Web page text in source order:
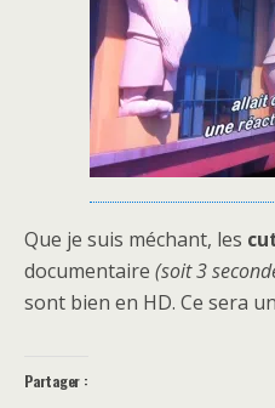
Que je suis méchant, les
documentaire (soit 3
sont bien en HD. Ce sera
Partager :